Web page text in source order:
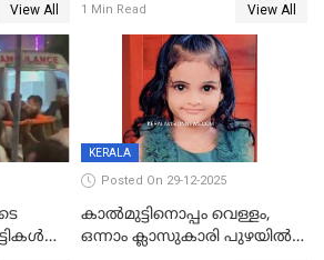
View All 1 Min Read View All
KERALA
Posted On 29-12-2025
കാൽമുട്ടിനൊപ്പം വെള്ളം,
ഒന്നാം ക്ലാസുകാരി പുഴയിൽ